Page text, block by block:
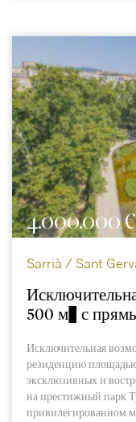
4.000.000 €
Sarrià / Sant
500 м² с
Исключительная
резиденцию
эксклюзивных и
на престижный парк
привилегированном